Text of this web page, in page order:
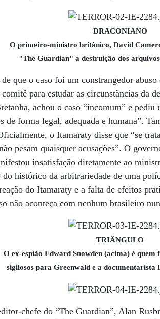
DRACONIANO
O primeiro-ministro britânico, David
"The Guardian" a destruição dos arquivos
que o caso foi um constrangedor
para estudar as circunstâncias da
achou o caso “incomum” e pediu
de forma legal, adequada e humana”.
o Itamaraty disse que “se
pesam quaisquer acusações”. O
insatisfação diretamente ao
histórico da arbitrariedade de uma
do Itamaraty e a falta de efeitos
não aconteça com nenhum brasileiro
TRIÂNGULO
O ex-espião Edward Snowden (acima) é quem
sigilosos para Greenwald e a
chefe do “The Guardian”, Alan